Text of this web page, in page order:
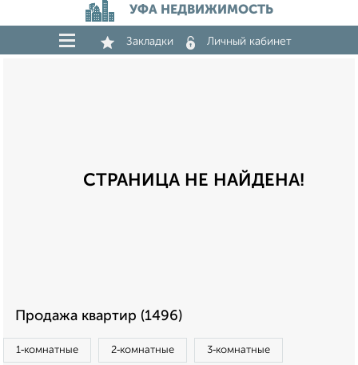
УФА НЕДВИЖИМОСТЬ
Закладки Личный кабинет
СТРАНИЦА НЕ НАЙДЕНА!
Продажа квартир (1496)
1‑комнатные 2‑комнатные 3‑комнатные